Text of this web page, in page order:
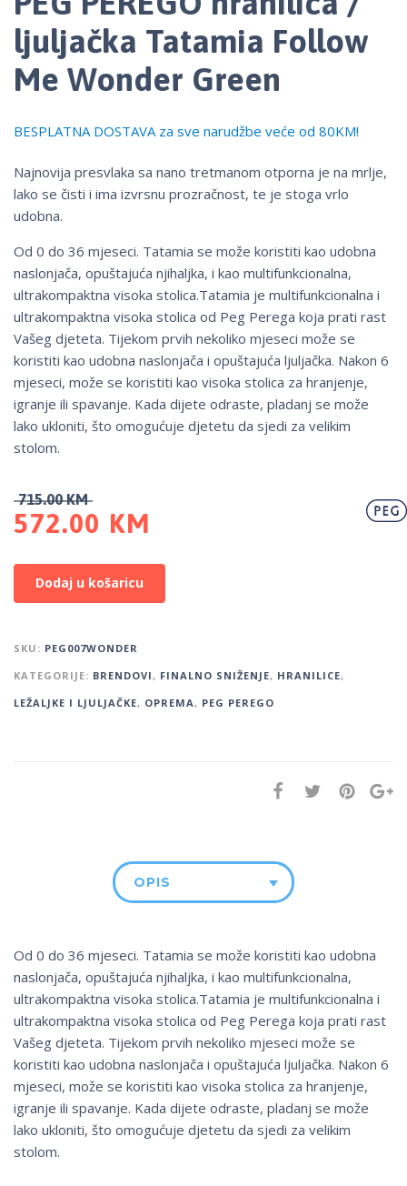
ljuljačka Tatamia Follow
Me Wonder Green
BESPLATNA DOSTAVA za sve narudžbe veće od 80KM!
Najnovija presvlaka sa nano tretmanom otporna je na mrlje,
lako se čisti i ima izvrsnu prozračnost, te je stoga vrlo
udobna.
Od 0 do 36 mjeseci. Tatamia se može koristiti kao udobna
naslonjača, opuštajuća njihaljka, i kao multifunkcionalna,
ultrakompaktna visoka stolica.Tatamia je multifunkcionalna i
ultrakompaktna visoka stolica od Peg Perega koja prati rast
Vašeg djeteta. Tijekom prvih nekoliko mjeseci može se
koristiti kao udobna naslonjača i opuštajuća ljuljačka. Nakon 6
mjeseci, može se koristiti kao visoka stolica za hranjenje,
igranje ili spavanje. Kada dijete odraste, pladanj se može
lako ukloniti, što omogućuje djetetu da sjedi za velikim
stolom.
715.00KM
572.00 KM
Dodaj u košaricu
SKU: PEG007WONDER
KATEGORIJE: BRENDOVI, FINALNO SNIŽENJE, HRANILICE,
LEŽALJKE I LJULJAČKE, OPREMA, PEG PEREGO
OPIS
Od 0 do 36 mjeseci. Tatamia se može koristiti kao udobna
naslonjača, opuštajuća njihaljka, i kao multifunkcionalna,
ultrakompaktna visoka stolica.Tatamia je multifunkcionalna i
ultrakompaktna visoka stolica od Peg Perega koja prati rast
Vašeg djeteta. Tijekom prvih nekoliko mjeseci može se
koristiti kao udobna naslonjača i opuštajuća ljuljačka. Nakon 6
mjeseci, može se koristiti kao visoka stolica za hranjenje,
igranje ili spavanje. Kada dijete odraste, pladanj se može
lako ukloniti, što omogućuje djetetu da sjedi za velikim
stolom.